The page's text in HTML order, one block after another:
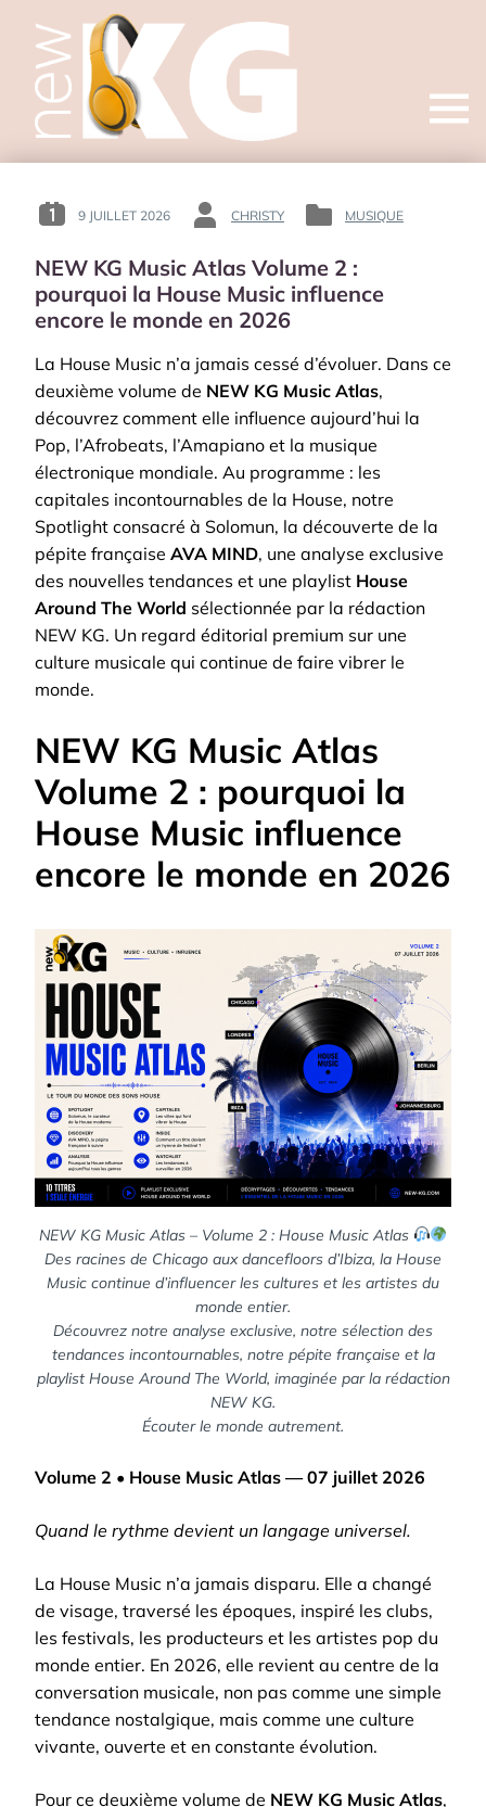
Open
POSTED
:
9 JUILLET 2026
BY
CHRISTY
POSTED
:
MUSIQUE
NEW KG Music Atlas Volume 2 :
pourquoi la House Music influence
encore le monde en 2026
La House Music n’a jamais cessé d’évoluer. Dans ce
deuxième volume de NEW KG Music Atlas,
découvrez comment elle influence aujourd’hui la
Pop, l’Afrobeats, l’Amapiano et la musique
électronique mondiale. Au programme : les
capitales incontournables de la House, notre
Spotlight consacré à Solomun, la découverte de la
pépite française AVA MIND, une analyse exclusive
des nouvelles tendances et une playlist House
Around The World sélectionnée par la rédaction
NEW KG. Un regard éditorial premium sur une
culture musicale qui continue de faire vibrer le
monde.
NEW KG Music Atlas
Volume 2 : pourquoi la
House Music influence
encore le monde en 2026
NEW KG Music Atlas – Volume 2 : House Music Atlas
Des racines de Chicago aux dancefloors d’Ibiza, la House
Music continue d’influencer les cultures et les artistes du
monde entier.
Découvrez notre analyse exclusive, notre sélection des
tendances incontournables, notre pépite française et la
playlist House Around The World, imaginée par la rédaction
NEW KG.
Écouter le monde autrement.
Volume 2 • House Music Atlas — 07 juillet 2026
Quand le rythme devient un langage universel.
La House Music n’a jamais disparu. Elle a changé
de visage, traversé les époques, inspiré les clubs,
les festivals, les producteurs et les artistes pop du
monde entier. En 2026, elle revient au centre de la
conversation musicale, non pas comme une simple
tendance nostalgique, mais comme une culture
vivante, ouverte et en constante évolution.
Pour ce deuxième volume de NEW KG Music Atlas,